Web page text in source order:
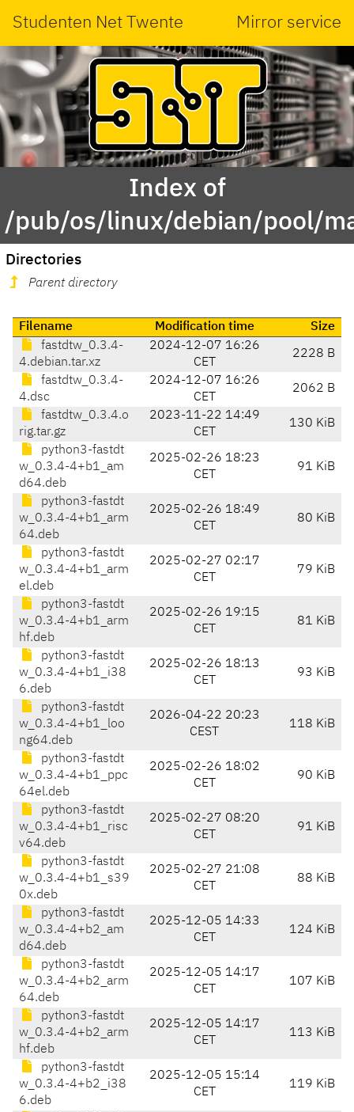
Studenten Net Twente Mirror service
Index of
/pub/os/linux/debian/pool/
Directories
Parent directory
Filename Modification time
Size
fastdtw_0.3.4-
4.debian.tar.xz
2024-12-07 16:26
CET
2228 B
fastdtw_0.3.4-
4.dsc
2024-12-07 16:26
CET
2062 B
fastdtw_0.3.4.o
rig.tar.gz
2023-11-22 14:49
CET
130 KiB
python3-fastdt
w_0.3.4-4+b1_am
d64.deb
2025-02-26 18:23
CET
91 KiB
python3-fastdt
w_0.3.4-4+b1_arm
64.deb
2025-02-26 18:49
CET
80 KiB
python3-fastdt
w_0.3.4-4+b1_arm
el.deb
2025-02-27 02:17
CET
79 KiB
python3-fastdt
w_0.3.4-4+b1_arm
hf.deb
2025-02-26 19:15
CET
81 KiB
python3-fastdt
w_0.3.4-4+b1_i38
6.deb
2025-02-26 18:13
CET
93 KiB
python3-fastdt
w_0.3.4-4+b1_loo
ng64.deb
2026-04-22 20:23
CEST
118 KiB
python3-fastdt
w_0.3.4-4+b1_ppc
64el.deb
2025-02-26 18:02
CET
90 KiB
python3-fastdt
w_0.3.4-4+b1_risc
v64.deb
2025-02-27 08:20
CET
91 KiB
python3-fastdt
w_0.3.4-4+b1_s39
0x.deb
2025-02-27 21:08
CET
88 KiB
python3-fastdt
w_0.3.4-4+b2_am
d64.deb
2025-12-05 14:33
CET
124 KiB
python3-fastdt
w_0.3.4-4+b2_arm
64.deb
2025-12-05 14:17
CET
107 KiB
python3-fastdt
w_0.3.4-4+b2_arm
hf.deb
2025-12-05 14:17
CET
113 KiB
python3-fastdt
w_0.3.4-4+b2_i38
6.deb
2025-12-05 15:14
CET
119 KiB